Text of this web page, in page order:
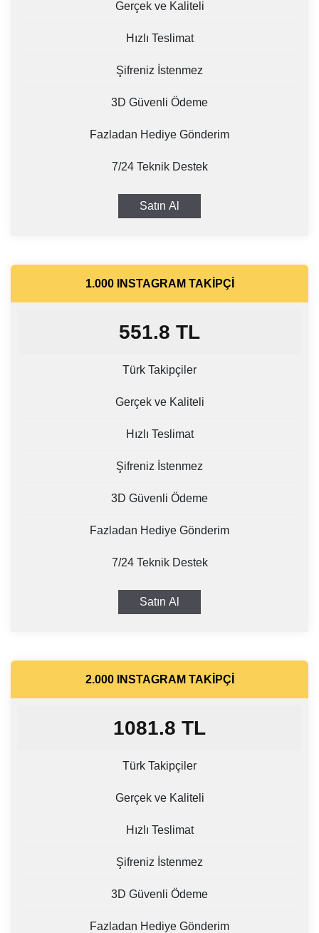
Gerçek ve Kaliteli
Hızlı Teslimat
Şifreniz İstenmez
3D Güvenli Ödeme
Fazladan Hediye Gönderim
7/24 Teknik Destek
Satın Al
1.000 INSTAGRAM TAKIPÇI
551.8 TL
Türk Takipçiler
Gerçek ve Kaliteli
Hızlı Teslimat
Şifreniz İstenmez
3D Güvenli Ödeme
Fazladan Hediye Gönderim
7/24 Teknik Destek
Satın Al
2.000 INSTAGRAM TAKIPÇI
1081.8 TL
Türk Takipçiler
Gerçek ve Kaliteli
Hızlı Teslimat
Şifreniz İstenmez
3D Güvenli Ödeme
Fazladan Hediye Gönderim